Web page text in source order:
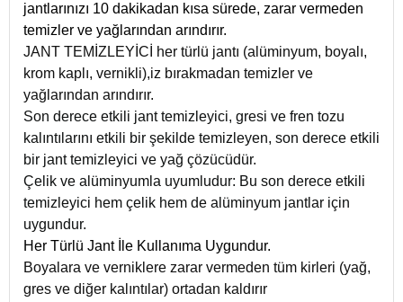
jantlarınızı 10 dakikadan kısa sürede, zarar vermeden
temizler ve yağlarından arındırır.
JANT TEMİZLEYİCİ her türlü jantı (alüminyum, boyalı,
krom kaplı, vernikli),iz bırakmadan temizler ve
yağlarından arındırır.
Son derece etkili jant temizleyici, gresi ve fren tozu
kalıntılarını etkili bir şekilde temizleyen, son derece etkili
bir jant temizleyici ve yağ çözücüdür.
Çelik ve alüminyumla uyumludur: Bu son derece etkili
temizleyici hem çelik hem de alüminyum jantlar için
uygundur.
Her Türlü Jant İle Kullanıma Uygundur.
Boyalara ve verniklere zarar vermeden tüm kirleri (yağ,
gres ve diğer kalıntılar) ortadan kaldırır